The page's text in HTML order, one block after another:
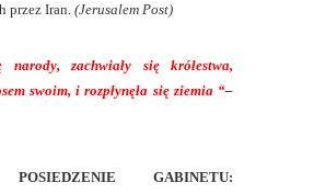
przez Iran. (Jerusalem Post)
narody, zachwiały się królestwa,
swoim, i rozpłynęła się ziemia“–
POSIEDZENIE GABINETU: